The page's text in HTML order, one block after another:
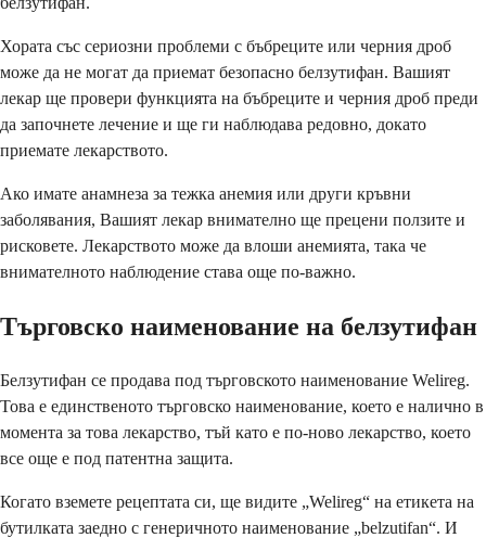
Хората със сериозни проблеми с бъбреците или черния дроб
може да не могат да приемат безопасно белзутифан. Вашият
лекар ще провери функцията на бъбреците и черния дроб преди
да започнете лечение и ще ги наблюдава редовно, докато
приемате лекарството.
Ако имате анамнеза за тежка анемия или други кръвни
заболявания, Вашият лекар внимателно ще прецени ползите и
рисковете. Лекарството може да влоши анемията, така че
внимателното наблюдение става още по-важно.
Търговско наименование на белзутифан
Белзутифан се продава под търговското наименование Welireg.
Това е единственото търговско наименование, което е налично в
момента за това лекарство, тъй като е по-ново лекарство, което
все още е под патентна защита.
Когато вземете рецептата си, ще видите „Welireg“ на етикета на
бутилката заедно с генеричното наименование „belzutifan“. И